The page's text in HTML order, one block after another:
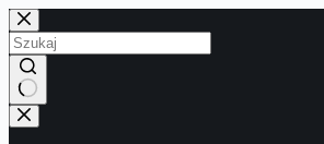
Przejdź
do
treści
Brak
wyników